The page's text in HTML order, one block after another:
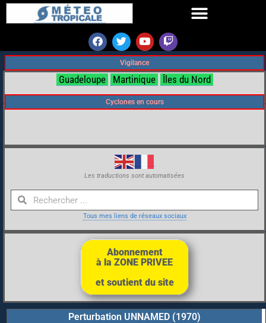
Vigilance
Guadeloupe Martinique Îles du Nord
Cyclones en cours
Les traductions sont automatisées
Tous mes liens de réseaux sociaux
Abonnement
à la ZONE PRIVEE
et soutient du site
Perturbation UNNAMED (1970)